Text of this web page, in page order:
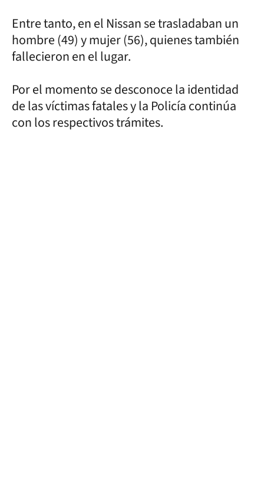
Entre tanto, en el Nissan se trasladaban un
hombre (49) y mujer (56), quienes también
fallecieron en el lugar.
Por el momento se desconoce la identidad
de las víctimas fatales y la Policía continúa
con los respectivos trámites.